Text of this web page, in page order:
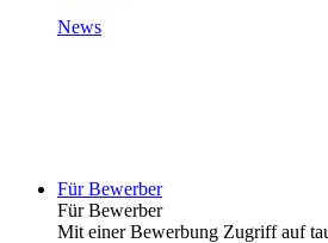
News
Für Bewerber
Für Bewerber
Mit einer Bewerbung Zugriff auf